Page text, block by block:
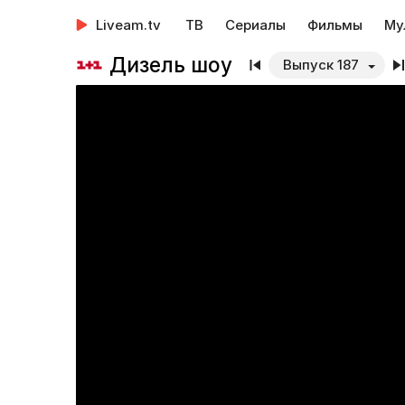
Liveam.tv ТВ Сериалы Фильмы
Дизель шоу Выпуск 187